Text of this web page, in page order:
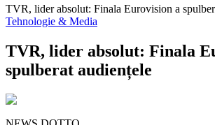
TVR, lider absolut: Finala Eurovision a
Tehnologie & Media
TVR, lider absolut: Finala
spulberat audiențele